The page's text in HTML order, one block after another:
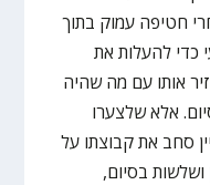
חטיפה עמוק בתוך
להעלות את
אותו עם מה שהיה
1.8 שניות לסיום. אלא שלצערו
סחב את קבוצתו על
בסיום,